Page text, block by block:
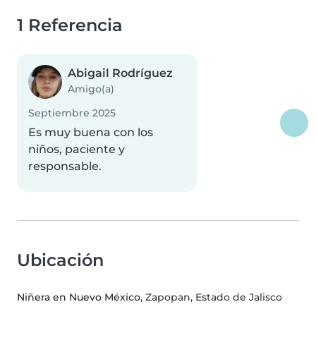
1 Referencia
Abigail Rodríguez
Amigo(a)
Septiembre 2025
Es muy buena con los
niños, paciente y
responsable.
Ubicación
Niñera en Nuevo México, Zapopan, Estado de Jalisco